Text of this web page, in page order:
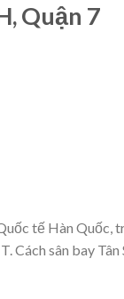
Quận 7
tế Hàn Quốc,
sân bay